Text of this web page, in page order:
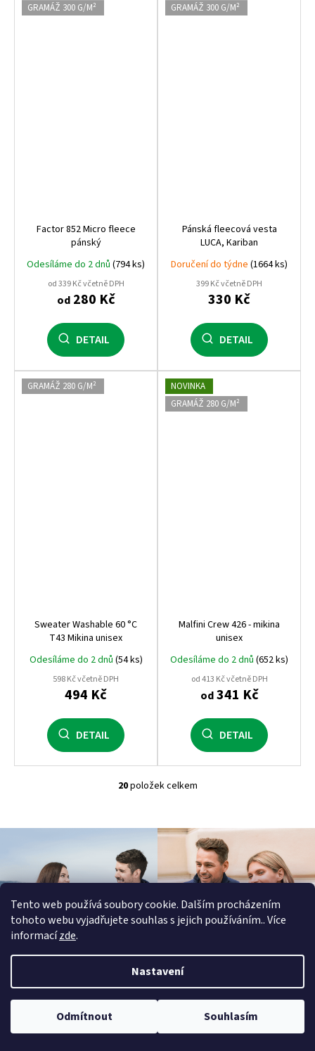
Tento web používá soubory cookie. Dalším procházením
tohoto webu vyjadřujete souhlas s jejich používáním.. Více
informacízde.
Nastavení
Odmítnout Souhlasím
GRAMÁŽ 300 G/M²
Factor 852 Micro fleece
pánský
Odesíláme do 2 dnů (794 ks)
od 339 Kč včetně DPH
od280 Kč
DETAIL
GRAMÁŽ 300 G/M²
Pánská fleecová vesta
LUCA, Kariban
Doručení do týdne (1664 ks)
399 Kč včetně DPH
330 Kč
DETAIL
GRAMÁŽ 280 G/M²
Sweater Washable 60 °C
T43 Mikina unisex
Odesíláme do 2 dnů (54 ks)
598 Kč včetně DPH
494 Kč
DETAIL
NOVINKA
GRAMÁŽ 280 G/M²
Malfini Crew 426 - mikina
unisex
Odesíláme do 2 dnů (652 ks)
od 413 Kč včetně DPH
od341 Kč
DETAIL
O
l
á
a
c
í
p
y
v
20položek celkem